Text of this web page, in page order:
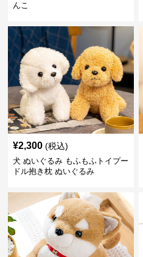
んこ
¥2,300 (税込)
犬 ぬいぐるみ もふもふトイプー
ドル抱き枕 ぬいぐるみ